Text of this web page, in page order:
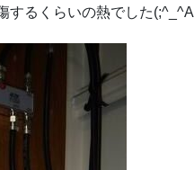
するくらいの熱でした(;^_^A